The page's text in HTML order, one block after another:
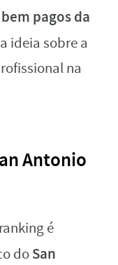
pagos da
ideia sobre a
na
Antonio
é
doSan